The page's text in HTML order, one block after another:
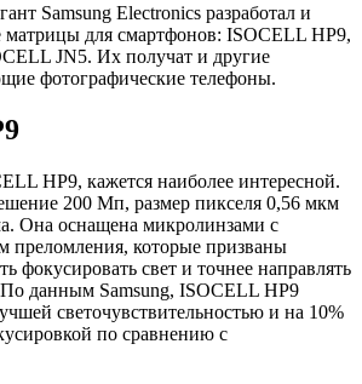
Samsung Electronics разработал и
для смартфонов: ISOCELL HP9,
JN5. Их получат и другие
фотографические телефоны.
HP9, кажется наиболее интересной.
200 Мп, размер пикселя 0,56 мкм
Она оснащена микролинзами с
преломления, которые призваны
фокусировать свет и точнее направлять
данным Samsung, ISOCELL HP9
светочувствительностью и на 10%
по сравнению с